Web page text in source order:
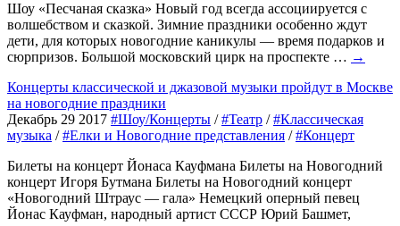
Шоу «Песчаная сказка» Новый год всегда ассоциируется с
волшебством и сказкой. Зимние праздники особенно ждут
дети, для которых новогодние каникулы — время подарков и
сюрпризов. Большой московский цирк на проспекте … →
Концерты классической и джазовой музыки пройдут в Москве
на новогодние праздники
Декабрь 29 2017 #Шоу/Концерты /#Театр /#Классическая
музыка /#Елки и Новогодние представления /#Концерт
Билеты на концерт Йонаса Кауфмана Билеты на Новогодний
концерт Игоря Бутмана Билеты на Новогодний концерт
«Новогодний Штраус — гала» Немецкий оперный певец
Йонас Кауфман, народный артист СССР Юрий Башмет,